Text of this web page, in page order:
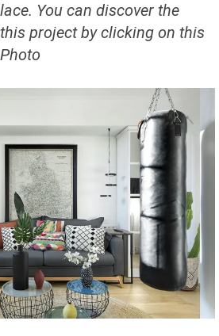
You can discover the
project by clicking on this